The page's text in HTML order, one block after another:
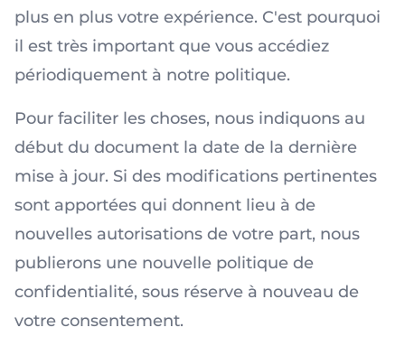
plus en plus votre expérience. C'est pourquoi
il est très important que vous accédiez
périodiquement à notre politique.
Pour faciliter les choses, nous indiquons au
début du document la date de la dernière
mise à jour. Si des modifications pertinentes
sont apportées qui donnent lieu à de
nouvelles autorisations de votre part, nous
publierons une nouvelle politique de
confidentialité, sous réserve à nouveau de
votre consentement.